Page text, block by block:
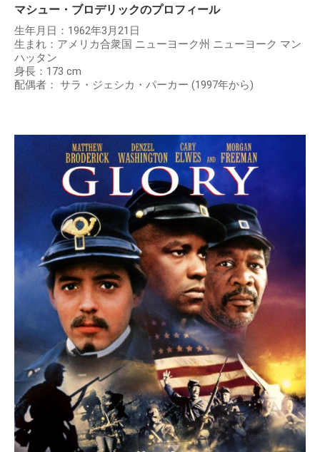
https://eiga.k-img.com
マシュー・ブロデリックのプロフィール
生年月日：1962年3月21日
生まれ：アメリカ合衆国 ニューヨーク州 ニューヨーク マン
ハッタン
身長：173 cm
配偶者： サラ・ジェシカ・パーカー (1997年から)